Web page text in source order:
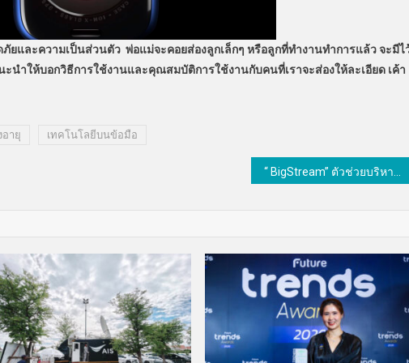
และความเป็นส่วนตัว พ่อแม่จะคอยส่องลูกเล็กๆ หรือลูกที่ทำงานทำการแล้ว จะมีไ
นำให้บอกวิธีการใช้งานและคุณสมบัติการใช้งานกับคนที่เราจะส่องให้ละเอียด เค้า
อายุ เทคโนโลยีบนข้อมือ